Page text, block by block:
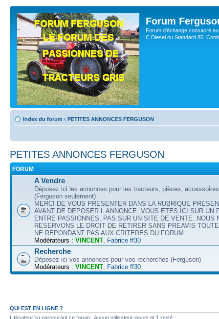
Forum
Forum d'échange consacré
C Diesel ou Standard 85,
Index du forum ‹ PETITES ANNONCES FERGUSON
PETITES ANNONCES FERGUSON
FORUM
A Vendre
Déposez ici les annonces pour les tracteurs, pièces,
(Ferguson seulement)
MERCI DE VOUS PRESENTER DANS LA RUBRIQUE
AVANT DE DEPOSER L ANNONCE. VOUS ETES ICI SUR UN
ENTRE PASSIONNES, PAS SUR UN SITE DE VENTE. NOUS
RESERVONS LE DROIT DE RETIRER SANS PREAVIS
NE REPONDANT PAS AUX CRITERES DU FORUM
Modérateurs : VINCENT, Fabrice ff30
Recherche
Déposez ici vos annonces pour vos recherches (Ferguson)
Modérateurs : VINCENT, Fabrice ff30
QUI EST EN LIGNE ?
Utilisateur(s) parcourant ce forum : Aucun utilisateur inscrit et 1 invité